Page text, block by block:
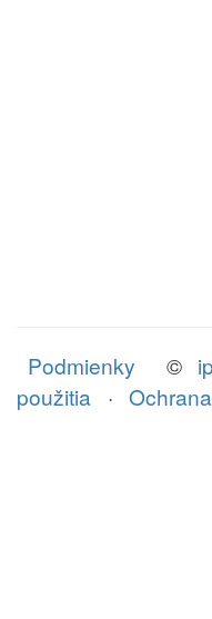
©
Podmienky
použitia ·